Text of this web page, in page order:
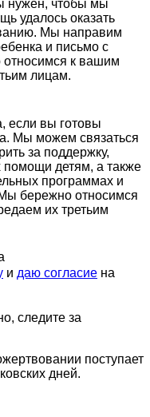
нужен, чтобы мы
удалось оказать
Мы направим
и письмо с
к вашим
лицам.
если вы готовы
Мы можем связаться
за поддержку,
помощи детям, а также
программах и
бережно относимся
их третьим
и даю согласие на
следите за
поступает
дней.